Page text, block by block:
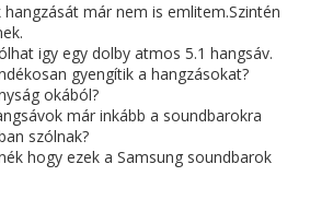
már nem is emlitem.Szintén
igy egy dolby atmos 5.1 hangsáv.
gyengítik a hangzásokat?
okából?
már inkább a soundbarokra
szólnak?
hogy ezek a Samsung soundbarok